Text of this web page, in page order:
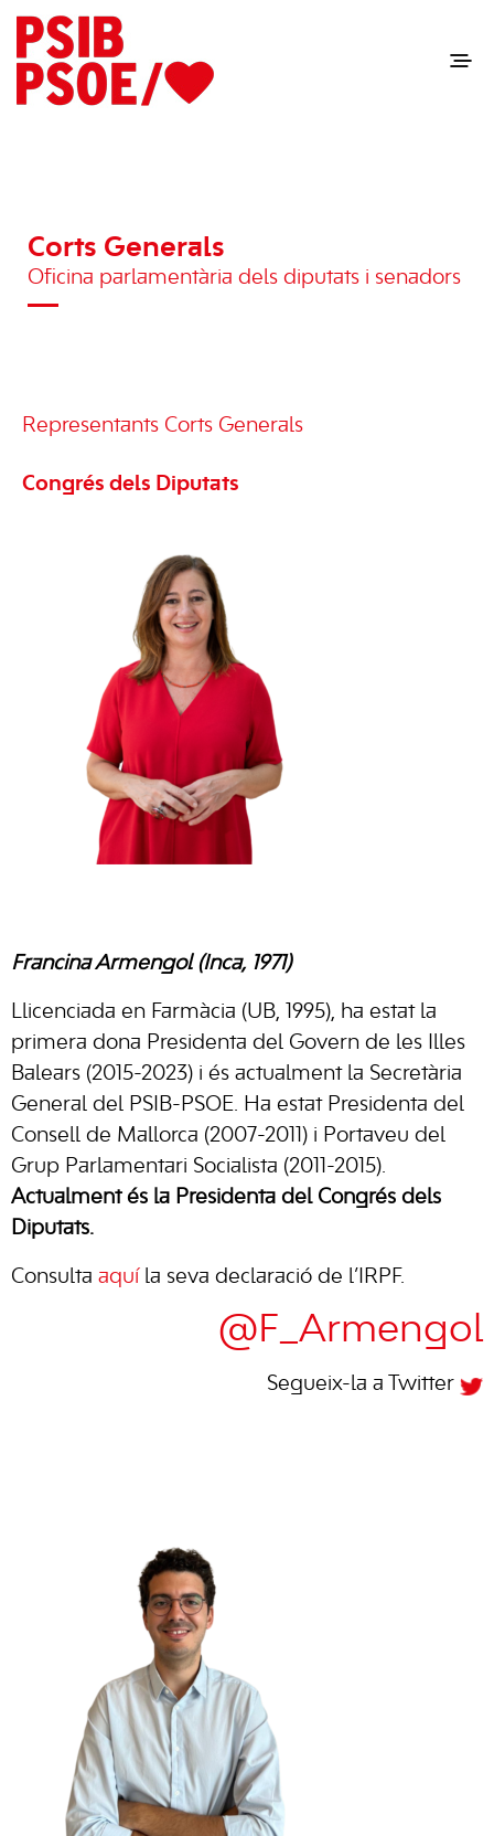
Corts Generals
Oficina parlamentària dels diputats i senadors
Representants Corts Generals
Congrés dels Diputats
Francina Armengol (Inca, 1971)
Llicenciada en Farmàcia (UB, 1995), ha estat la
primera dona Presidenta del Govern de les Illes
Balears (2015-2023) i és actualment la Secretària
General del PSIB-PSOE. Ha estat Presidenta del
Consell de Mallorca (2007-2011) i Portaveu del
Grup Parlamentari Socialista (2011-2015).
Actualment és la Presidenta del Congrés dels
Diputats.
Consulta aquí la seva declaració de l’IRPF.
@F_Armengol
Segueix-la a Twitter